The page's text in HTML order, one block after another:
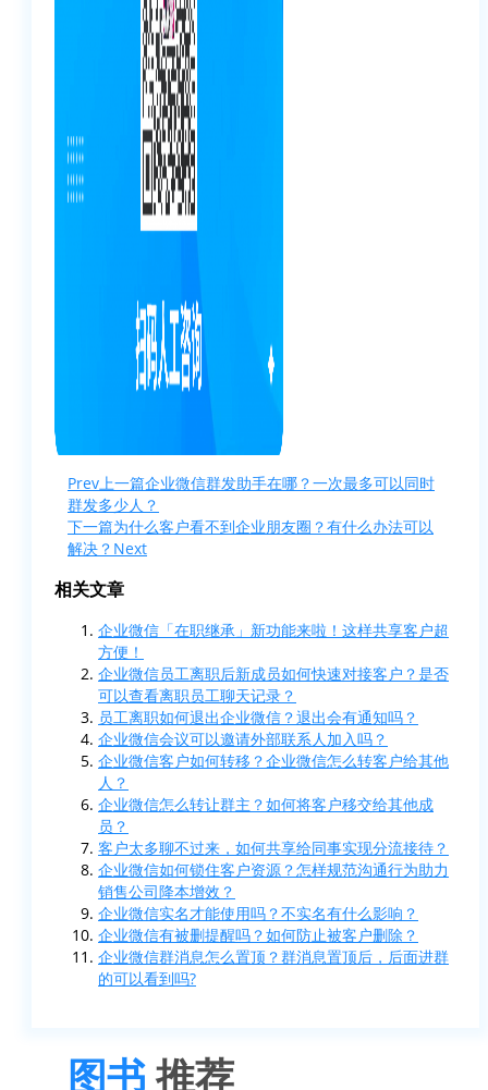
Prev上一篇企业微信群发助手在哪？一次最多可以同时
群发多少人？
下一篇为什么客户看不到企业朋友圈？有什么办法可以
解决？ Next
相关文章
企业微信「在职继承」新功能来啦！这样共享客户超
方便！
企业微信员工离职后新成员如何快速对接客户？是否
可以查看离职员工聊天记录？
员工离职如何退出企业微信？退出会有通知吗？
企业微信会议可以邀请外部联系人加入吗？
企业微信客户如何转移？企业微信怎么转客户给其他
人？
企业微信怎么转让群主？如何将客户移交给其他成
员？
客户太多聊不过来，如何共享给同事实现分流接待？
企业微信如何锁住客户资源？怎样规范沟通行为助力
销售公司降本增效？
企业微信实名才能使用吗？不实名有什么影响？
企业微信有被删提醒吗？如何防止被客户删除？
企业微信群消息怎么置顶？群消息置顶后，后面进群
的可以看到吗?
图书推荐